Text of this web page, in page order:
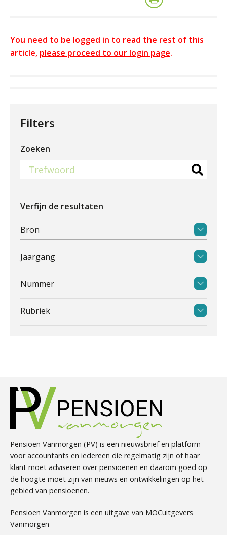
You need to be logged in to read the rest of this
article, please proceed to our login page.
Filters
Zoeken
Verfijn de resultaten
Bron
Jaargang
Nummer
Rubriek
Pensioen Vanmorgen (PV) is een nieuwsbrief en platform
voor accountants en iedereen die regelmatig zijn of haar
klant moet adviseren over pensioenen en daarom goed op
de hoogte moet zijn van nieuws en ontwikkelingen op het
gebied van pensioenen.
Pensioen Vanmorgen is een uitgave van MOCuitgevers
Vanmorgen